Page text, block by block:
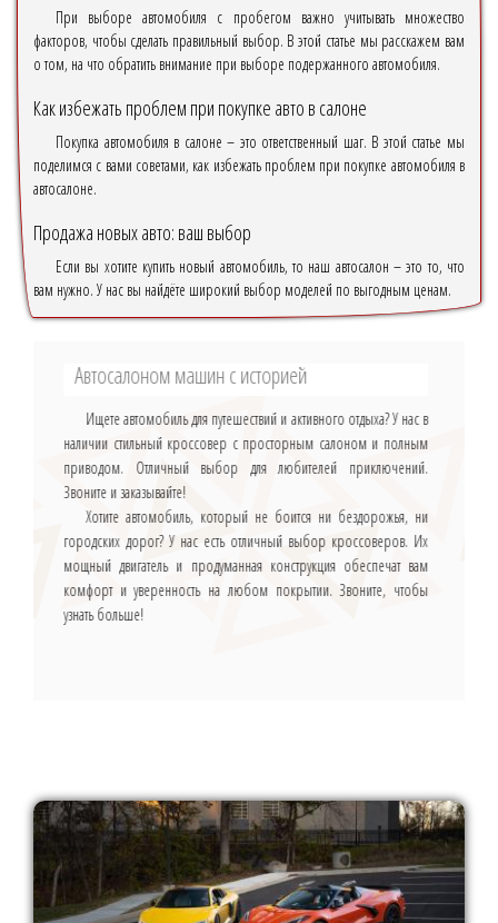
При выборе автомобиля с пробегом важно учитывать множество
факторов, чтобы сделать правильный выбор. В этой статье мы расскажем вам
о том, на что обратить внимание при выборе подержанного автомобиля.
Как избежать проблем при покупке авто в салоне
Покупка автомобиля в салоне – это ответственный шаг. В этой статье мы
поделимся с вами советами, как избежать проблем при покупке автомобиля в
автосалоне.
Продажа новых авто: ваш выбор
Если вы хотите купить новый автомобиль, то наш автосалон – это то, что
вам нужно. У нас вы найдёте широкий выбор моделей по выгодным ценам.
Автосалоном машин с историей
Ищете автомобиль для путешествий и активного отдыха? У нас в
наличии стильный кроссовер с просторным салоном и полным
приводом. Отличный выбор для любителей приключений.
Звоните и заказывайте!
Хотите автомобиль, который не боится ни бездорожья, ни
городских дорог? У нас есть отличный выбор кроссоверов. Их
мощный двигатель и продуманная конструкция обеспечат вам
комфорт и уверенность на любом покрытии. Звоните, чтобы
узнать больше!